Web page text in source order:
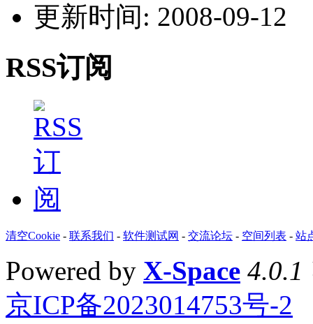
更新时间: 2008-09-12
RSS订阅
清空Cookie - 联系我们 - 软件测试网 - 交流论坛 - 空间列表 - 站
Powered by X-Space 4.0.1
京ICP备2023014753号-2